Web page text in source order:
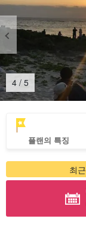
4 / 5
플랜의 특징
최근